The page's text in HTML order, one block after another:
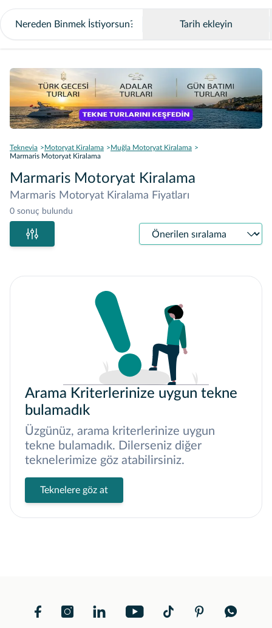
Tarih ekleyin
Teknevia Motoryat Kiralama
Muğla Motoryat Kiralama
Marmaris Motoryat Kiralama
Marmaris Motoryat Kiralama
Marmaris Motoryat Kiralama Fiyatları
0 sonuç bulundu
Sıralama
Arama Kriterlerinize uygun tekne
bulamadık
Üzgünüz, arama kriterlerinize uygun
tekne bulamadık. Dilerseniz diğer
teknelerimize göz atabilirsiniz.
Teknelere göz at